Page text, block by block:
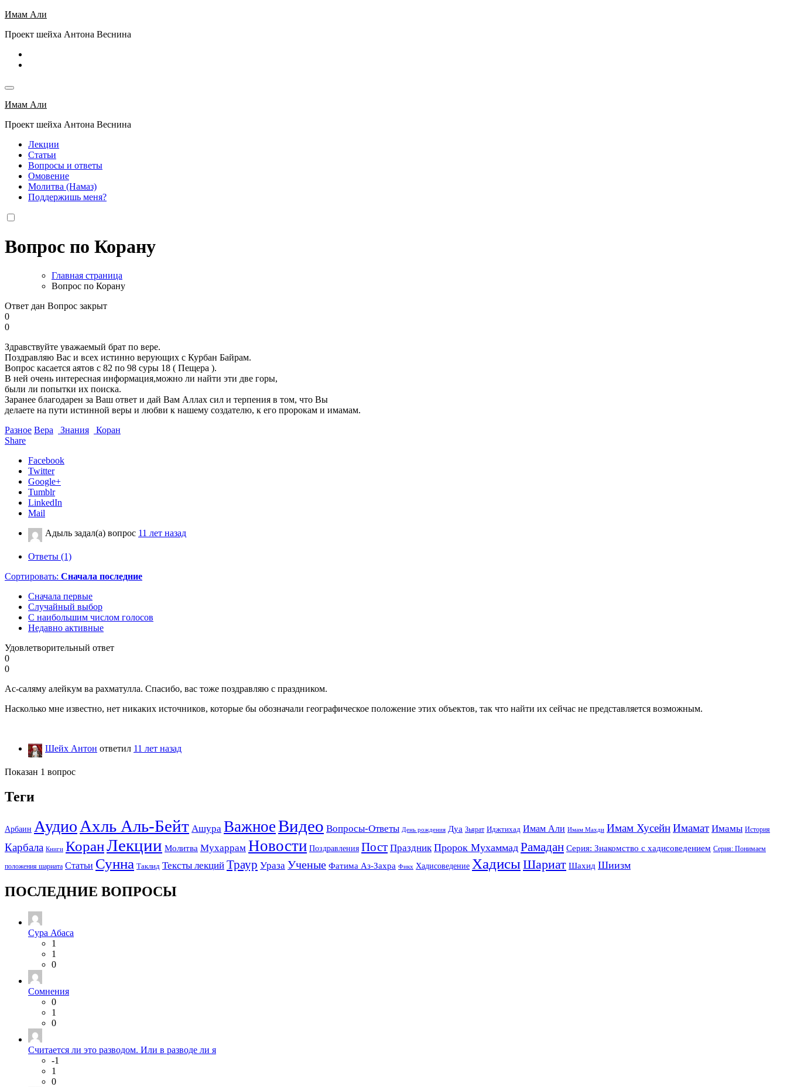
Перейти
содержимому
Имам Али
Проект шейха Антона Веснина
Имам Али
Проект шейха Антона Веснина
Лекции
Статьи
Вопросы и ответы
Омовение
Молитва (Намаз)
Поддержишь меня?
Вопрос по Корану
Главная страница
Вопрос по Корану
Ответ дан Вопрос закрыт
0
0
Здравствуйте уважаемый брат по вере.
Поздравляю Вас и всех истинно верующих с Курбан Байрам.
Вопрос касается аятов с 82 по 98 суры 18 ( Пещера ).
В ней очень интересная информация,можно ли найти эти две горы,
были ли попытки их поиска.
Заранее благодарен за Ваш ответ и дай Вам Аллах сил и терпения в том, что Вы
делаете на пути истинной веры и любви к нашему создателю, к его пророкам и имамам.
Разное Вера Знания
Коран
Share
Facebook
Twitter
Google+
Tumblr
LinkedIn
Mail
Адыль задал(а) вопрос 11 лет назад
Ответы (1)
Сортировать: Сначала последние
Сначала первые
Случайный выбор
С наибольшим числом голосов
Недавно активные
Удовлетворительный ответ
0
0
Ас-саляму алейкум ва рахматулла. Спасибо, вас тоже поздравляю с праздником.
Насколько мне известно, нет никаких источников, которые бы обозначали географическое положение этих объектов, так что найти их сейчас не представляется возможным.
Шейх Антон ответил 11 лет назад
Показан 1 вопрос
Теги
Арбаин Аудио Ахль Аль-Бейт Ашура ВажноеВидео Вопросы-Ответы День рождения Дуа Зьярат Иджтихад Имам Али Имам Махди Имам ХусейнИмамат Имамы История
Карбала Книги КоранЛекции Молитва Мухаррам Новости Поздравления Пост Праздник Пророк Мухаммад Рамадан Серия: Знакомство с хадисоведением Серия: Понимаем
положения шариата Статьи Сунна Таклид Тексты лекций Траур Ураза Ученые Фатима Аз-Захра Фикх Хадисоведение ХадисыШариат Шахид Шиизм
ПОСЛЕДНИЕ ВОПРОСЫ
Сура Абаса
1
1
0
Сомнения
0
1
0
Считается ли это разводом. Или в разводе ли я
-1
1
0